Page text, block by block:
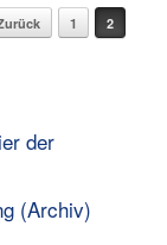
1 2
der
(Archiv)